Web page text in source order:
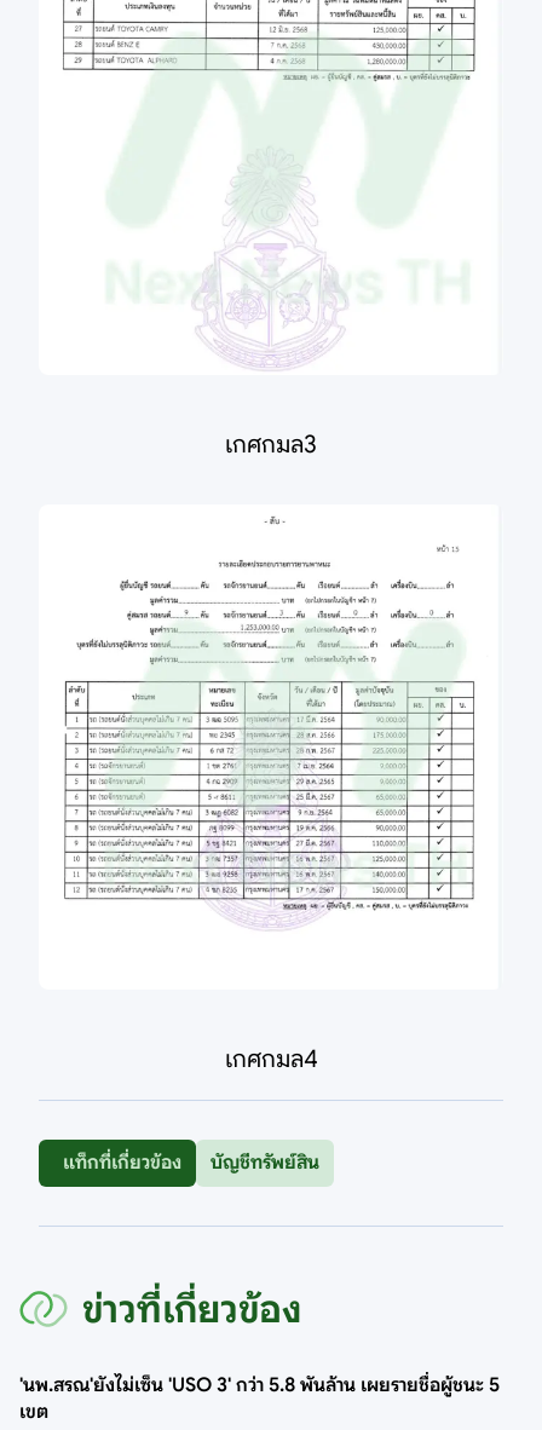
เกศกมล3
เกศกมล4
แท็กที่เกี่ยวข้อง บัญชีทรัพย์สิน
ข่าวที่เกี่ยวข้อง
'นพ.สรณ'ยังไม่เซ็น 'USO 3' กว่า 5.8 พันล้าน เผยรายชื่อผู้ชนะ 5
เขต